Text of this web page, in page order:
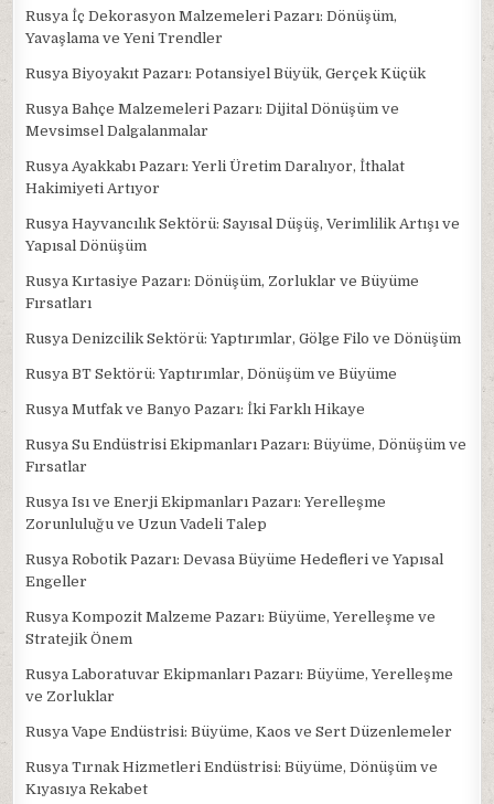
Rusya İç Dekorasyon Malzemeleri Pazarı: Dönüşüm,
Yavaşlama ve Yeni Trendler
Rusya Biyoyakıt Pazarı: Potansiyel Büyük, Gerçek Küçük
Rusya Bahçe Malzemeleri Pazarı: Dijital Dönüşüm ve
Mevsimsel Dalgalanmalar
Rusya Ayakkabı Pazarı: Yerli Üretim Daralıyor, İthalat
Hakimiyeti Artıyor
Rusya Hayvancılık Sektörü: Sayısal Düşüş, Verimlilik Artışı ve
Yapısal Dönüşüm
Rusya Kırtasiye Pazarı: Dönüşüm, Zorluklar ve Büyüme
Fırsatları
Rusya Denizcilik Sektörü: Yaptırımlar, Gölge Filo ve Dönüşüm
Rusya BT Sektörü: Yaptırımlar, Dönüşüm ve Büyüme
Rusya Mutfak ve Banyo Pazarı: İki Farklı Hikaye
Rusya Su Endüstrisi Ekipmanları Pazarı: Büyüme, Dönüşüm ve
Fırsatlar
Rusya Isı ve Enerji Ekipmanları Pazarı: Yerelleşme
Zorunluluğu ve Uzun Vadeli Talep
Rusya Robotik Pazarı: Devasa Büyüme Hedefleri ve Yapısal
Engeller
Rusya Kompozit Malzeme Pazarı: Büyüme, Yerelleşme ve
Stratejik Önem
Rusya Laboratuvar Ekipmanları Pazarı: Büyüme, Yerelleşme
ve Zorluklar
Rusya Vape Endüstrisi: Büyüme, Kaos ve Sert Düzenlemeler
Rusya Tırnak Hizmetleri Endüstrisi: Büyüme, Dönüşüm ve
Kıyasıya Rekabet